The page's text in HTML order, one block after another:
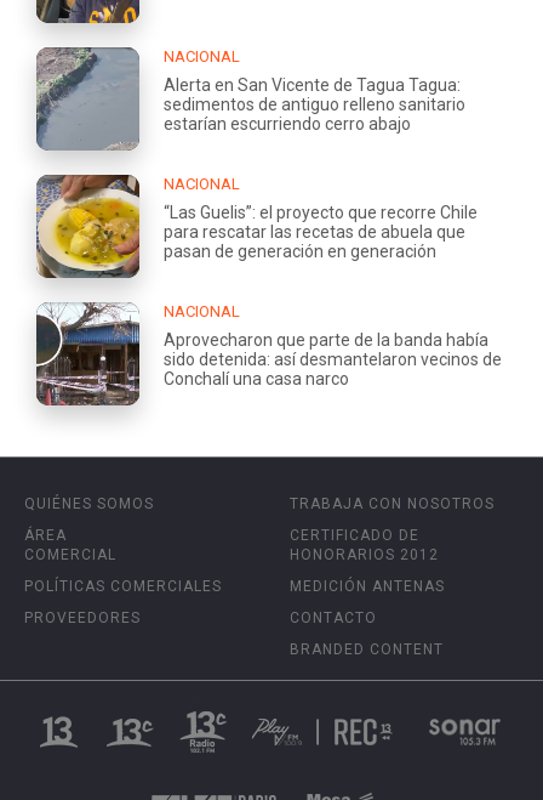
NACIONAL
Alerta en San Vicente de Tagua Tagua:
sedimentos de antiguo relleno sanitario
estarían escurriendo cerro abajo
NACIONAL
“Las Guelis”: el proyecto que recorre Chile
para rescatar las recetas de abuela que
pasan de generación en generación
NACIONAL
Aprovecharon que parte de la banda había
sido detenida: así desmantelaron vecinos de
Conchalí una casa narco
QUIÉNES SOMOS
ÁREA
COMERCIAL
POLÍTICAS COMERCIALES
PROVEEDORES
TRABAJA CON NOSOTROS
CERTIFICADO DE
HONORARIOS 2012
MEDICIÓN ANTENAS
CONTACTO
BRANDED CONTENT